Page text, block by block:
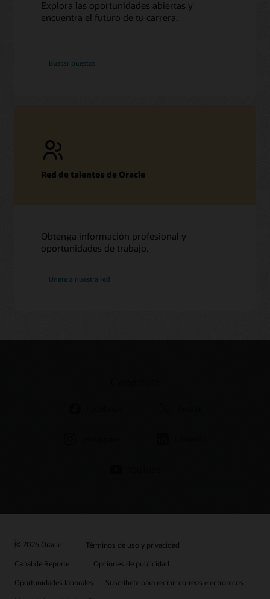
Explora las oportunidades abiertas y
encuentra el futuro de tu carrera.
Buscar puestos
Oracle
Red de talentos de Oracle
Obtenga información profesional y
oportunidades de trabajo.
Únete a nuestra red
Oracle
© 2026 Oracle
Términos de uso y privacidad
Canal de Reporte
Opciones de publicidad
Oportunidades laborales
Suscríbete para recibir correos electrónicos